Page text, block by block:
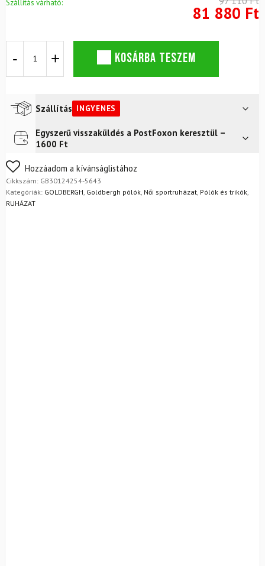
Szállítás várható:
81 880 Ft
garbó
mennyiség
KOSÁRBA TESZEM
Szállítás INGYENES
Futár a címreIngyenes
FoxPost
Egyszerű visszaküldés a PostFoxon keresztül –
1600 Ft
Nem biztos a választásában? Semmi gond – a terméket
egyszerűen visszaküldheti 14 napon belül, indoklás nélkül.
Mik a visszaküldés feltételei?
Hozzáadom a kívánságlistához
Cikkszám: GB30124254-5643
Kategóriák: GOLDBERGH Goldbergh pólók Női sportruházat Pólók és trikók
RUHÁZAT